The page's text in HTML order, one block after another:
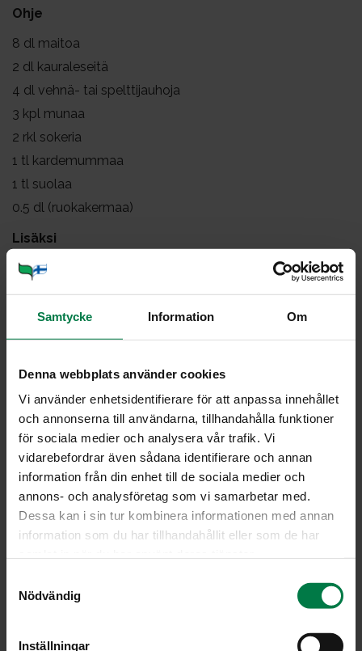
Samtycke Information Om
Denna webbplats använder cookies
Vi använder enhetsidentifierare för att anpassa innehållet
och annonserna till användarna, tillhandahålla funktioner
för sociala medier och analysera vår trafik. Vi
vidarebefordrar även sådana identifierare och annan
information från din enhet till de sociala medier och
annons- och analysföretag som vi samarbetar med.
Dessa kan i sin tur kombinera informationen med annan
information som du har tillhandahållit eller som de har
Nödvändig
Inställningar
Ohje
8 dl maitoa
2 dl kauraleseitä
4 dl vehnä- tai spelttijauhoja
3 kpl munaa
2 rkl sokeria
1 tl kardemummaa
1 tl suolaa
0.5 dl (ruokakermaa)
Lisäksi
8kpl hapokasta omenaa
kanelijauhetta
sokeria
turvota uunin kuumenemisen ja omenoiden käsittelyn
ajan.
Leikkaa omenat ohuiksi, viipalemaisiksi lohkoiksi ja
poista samalla siemenkodat.
Kaada taikina voidellulle uunipannulle. Asettele
omenasiivut taikinan päälle niin, että ne tulevat
tasaisesti yhdeksi kerrokseksi. Ripottele pinnalle
kanelia ja sokeria.
Ohje: Kotimaiset Kasvikset ry